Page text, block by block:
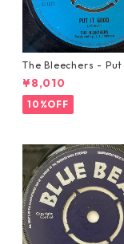
The Bleechers -
【7-21637】
¥8,010
10%OFF